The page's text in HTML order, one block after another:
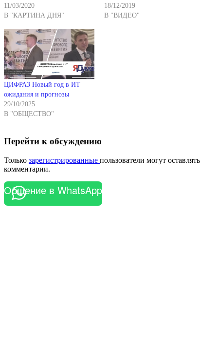
11/03/2020
В "КАРТИНА ДНЯ"
18/12/2019
В "ВИДЕО"
ЦИФРАЗ Новый год в ИТ
ожидания и прогнозы
29/10/2025
В "ОБЩЕСТВО"
Перейти к обсуждению
Только зарегистрированные пользователи могут оставлять
комментарии.
Общение в WhatsApp